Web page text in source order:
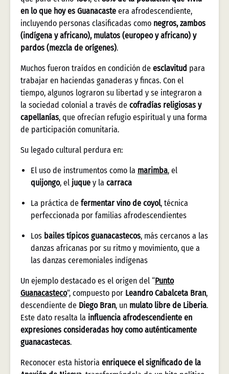
en lo que hoy es Guanacaste era afrodescendiente,
incluyendo personas clasificadas como negros, zambos
(indígena y africano), mulatos (europeo y africano) y
pardos (mezcla de orígenes).
Muchos fueron traídos en condición de esclavitud para
trabajar en haciendas ganaderas y fincas. Con el
tiempo, algunos lograron su libertad y se integraron a
la sociedad colonial a través de cofradías religiosas y
capellanías, que ofrecían refugio espiritual y una forma
de participación comunitaria.
Su legado cultural perdura en:
El uso de instrumentos como la marimba, el
quijongo, el juque y la carraca
La práctica de fermentar vino de coyol, técnica
perfeccionada por familias afrodescendientes
Los bailes típicos guanacastecos, más cercanos a las
danzas africanas por su ritmo y movimiento, que a
las danzas ceremoniales indígenas
Un ejemplo destacado es el origen del “Punto
Guanacasteco”, compuesto por Leandro Cabalceta Bran,
descendiente de Diego Bran, un mulato libre de Liberia.
Este dato resalta la influencia afrodescendiente en
expresiones consideradas hoy como auténticamente
guanacastecas.
Reconocer esta historia enriquece el significado de la